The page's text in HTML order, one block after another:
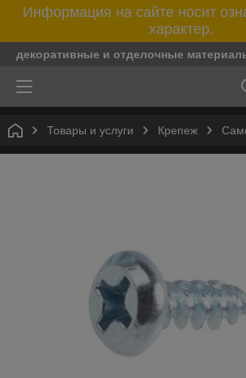
Информация на сайте носит
характер.
декоративные и отделочные
Товары и услуги Крепеж